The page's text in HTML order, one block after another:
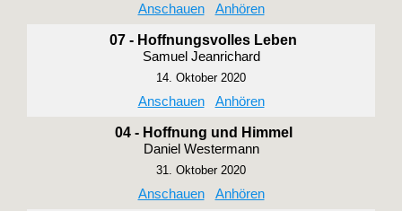
Anschauen Anhören
07 - Hoffnungsvolles Leben
Samuel Jeanrichard
14. Oktober 2020
Anschauen Anhören
04 - Hoffnung und Himmel
Daniel Westermann
31. Oktober 2020
Anschauen Anhören